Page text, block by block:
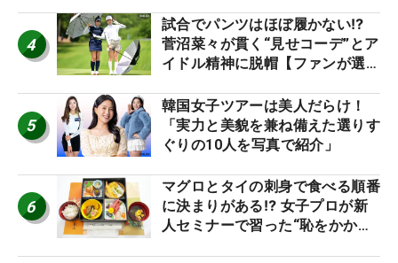
4
試合でパンツはほぼ履かない⁉
菅沼菜々が貫く“見せコーデ”とア
イドル精神に脱帽【ファンが選ぶ
5
韓国女子ツアーは美人だらけ！
「実力と美貌を兼ね備えた選りす
ぐりの10人を写真で紹介」
6
マグロとタイの刺身で食べる順番
に決まりがある⁉ 女子プロが新
人セミナーで習った“恥をかかな